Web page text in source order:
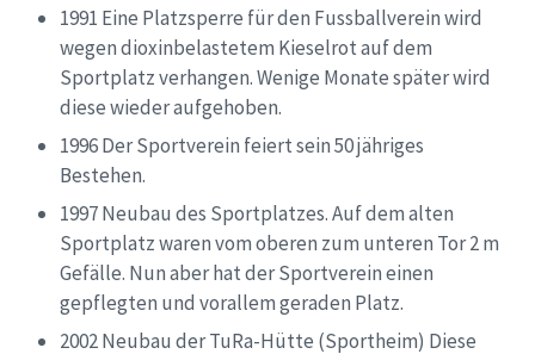
1991 Eine Platzsperre für den Fussballverein wird
wegen dioxinbelastetem Kieselrot auf dem
Sportplatz verhangen. Wenige Monate später wird
diese wieder aufgehoben.
1996 Der Sportverein feiert sein 50 jähriges
Bestehen.
1997 Neubau des Sportplatzes. Auf dem alten
Sportplatz waren vom oberen zum unteren Tor 2 m
Gefälle. Nun aber hat der Sportverein einen
gepflegten und vorallem geraden Platz.
2002 Neubau der TuRa-Hütte (Sportheim) Diese